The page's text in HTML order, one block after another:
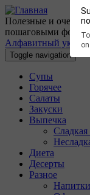
Перейти к
Полезные и очень
пошаговыми
Алфавитный
Toggle navigation
Супы
Горячее
Салаты
Закуски
Выпечка
Диета
Десерты
Разное